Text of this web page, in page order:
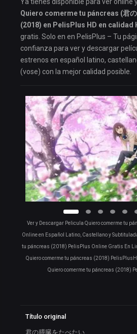
Ya tienes disponible para ver online
Quiero comerme tu páncreas (君
(2018) en PelisPlus HD en calidad
gratis. Solo en en PelisPlus – Tu
confianza para ver y descargar
estrenos en español latino,
(vose) con la mejor calidad posible.
Ver y Descargar Pelicula Quiero comerme tu
Online en Español Latino, Castellano y
tu páncreas (2018) PelisPlus Online Gratis En
Quiero comerme tu páncreas (2018)
Quiero comerme tu páncreas (2018)
Título original
君の膵臓をたべたい